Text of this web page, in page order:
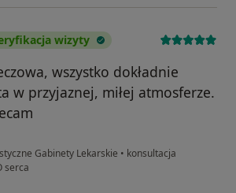
wizyty
wszystko dokładnie
w przyjaznej, miłej atmosferze.
Gabinety Lekarskie • konsultacja
serca